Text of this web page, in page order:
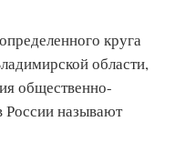
круга
области,
общественно-
России называют